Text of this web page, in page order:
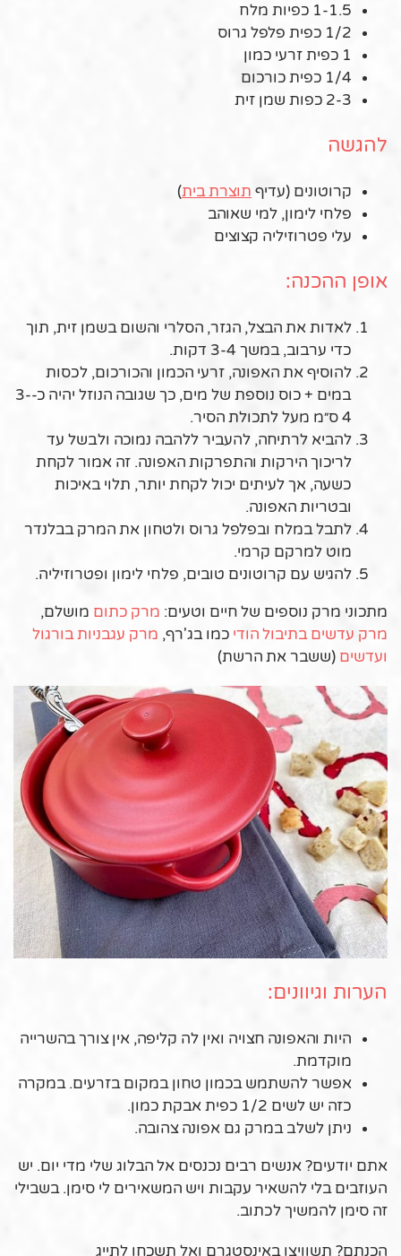
1-1.5 כפיות מלח
1/2 כפית פלפל גרוס
1 כפית זרעי כמון
1/4 כפית כורכום
2-3 כפות שמן זית
להגשה
קרוטונים (עדיף תוצרת בית)
פלחי לימון, למי שאוהב
עלי פטרוזיליה קצוצים
אופן ההכנה:
לאדות את הבצל, הגזר, הסלרי והשום בשמן זית, תוך
כדי ערבוב, במשך 3-4 דקות.
להוסיף את האפונה, זרעי הכמון והכורכום, לכסות
במים + כוס נוספת של מים, כך שגובה הנוזל יהיה כ-3-
4 ס״מ מעל לתכולת הסיר.
להביא לרתיחה, להעביר ללהבה נמוכה ולבשל עד
לריכוך הירקות והתפרקות האפונה. זה אמור לקחת
כשעה, אך לעיתים יכול לקחת יותר, תלוי באיכות
ובטריות האפונה.
לתבל במלח ובפלפל גרוס ולטחון את המרק בבלנדר
מוט למרקם קרמי.
להגיש עם קרוטונים טובים, פלחי לימון ופטרוזיליה.
מתכוני מרק נוספים של חיים וטעים: מרק כתום מושלם,
מרק עדשים בתיבול הודי כמו בג'רף, מרק עגבניות בורגול
ועדשים (ששבר את הרשת)
הערות וגיוונים:
היות והאפונה חצויה ואין לה קליפה, אין צורך בהשרייה
מוקדמת.
אפשר להשתמש בכמון טחון במקום בזרעים. במקרה
כזה יש לשים 1/2 כפית אבקת כמון.
ניתן לשלב במרק גם אפונה צהובה.
אתם יודעים? אנשים רבים נכנסים אל הבלוג שלי מדי יום. יש
העוזבים בלי להשאיר עקבות ויש המשאירים לי סימן. בשבילי
זה סימן להמשיך לכתוב.
הכנתם? תשוויצו באינסטגרם ואל תשכחו לתייג